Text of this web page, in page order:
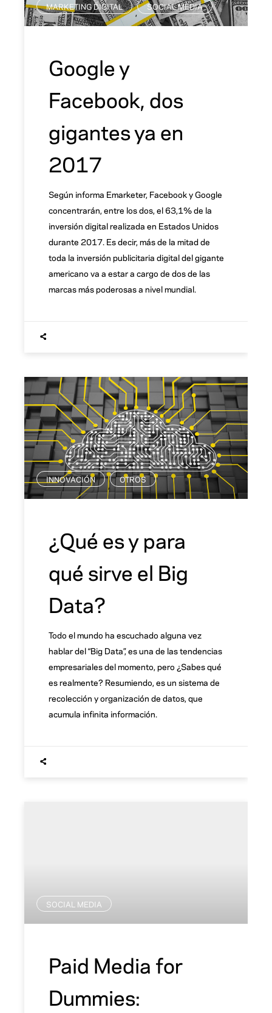
MARKETING DIGITAL , SOCIAL MEDIA
Google y
Facebook, dos
gigantes ya en
2017
Según informa Emarketer, Facebook y Google
concentrarán, entre los dos, el 63,1% de la
inversión digital realizada en Estados Unidos
durante 2017. Es decir, más de la mitad de
toda la inversión publicitaria digital del gigante
americano va a estar a cargo de dos de las
marcas más poderosas a nivel mundial.
INNOVACIÓN , OTROS
¿Qué es y para
qué sirve el Big
Data?
Todo el mundo ha escuchado alguna vez
hablar del “Big Data”, es una de las tendencias
empresariales del momento, pero ¿Sabes qué
es realmente? Resumiendo, es un sistema de
recolección y organización de datos, que
acumula infinita información.
SOCIAL MEDIA
Paid Media for
Dummies: